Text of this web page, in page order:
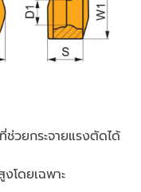
วยกระจายแรงตัดได้
โดยเฉพาะ